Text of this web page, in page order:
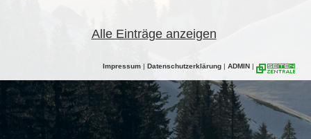
Alle Einträge anzeigen
Impressum | Datenschutzerklärung | ADMIN |